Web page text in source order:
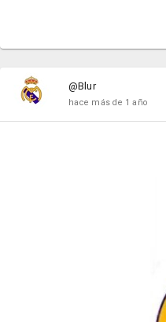
@Blur
hace más de 1 año